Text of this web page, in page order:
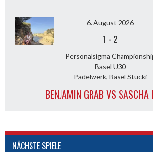
6. August 2026
1 - 2
Personalsigma
Basel U30
Padelwerk, Basel Stücki
BENJAMIN GRAB VS SASCHA
NÄCHSTE SPIELE